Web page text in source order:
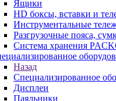
Ящики
HD боксы, вставки и
Инструментальные
Разгрузочные пояса,
Система хранения
Назад
Специализированное
Дисплеи
Паяльники